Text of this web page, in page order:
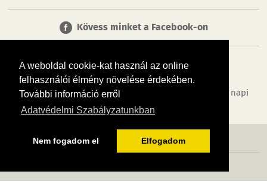
A weboldal cookie-kat használ az online
felhasználói élmény növelése érdekében.
További információ erről
Adatvédelmi Szabályzatunkban
Nem fogadom el Elfogadom
Kövess minket a Facebook-on
Tudj meg többet városodról! Hírek, programok, képek, napi
menü, cégek…. és minden, ami Rábaköz
MÉDIAAJÁNLÓ ADATVÉDELEM IMPRESSZUM RÓLUNK